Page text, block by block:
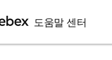
도움말 센터